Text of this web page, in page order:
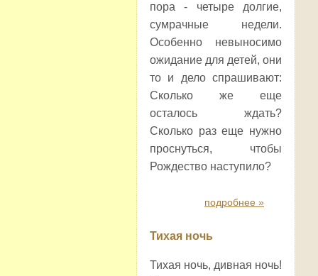
пора - четыре долгие,
сумрачные недели.
Особенно невыносимо
ожидание для детей, они
то и дело спрашивают:
Сколько же еще
осталось ждать?
Сколько раз еще нужно
проснуться, чтобы
Рождество наступило?
подробнее »
Тихая ночь
Тихая ночь, дивная ночь!